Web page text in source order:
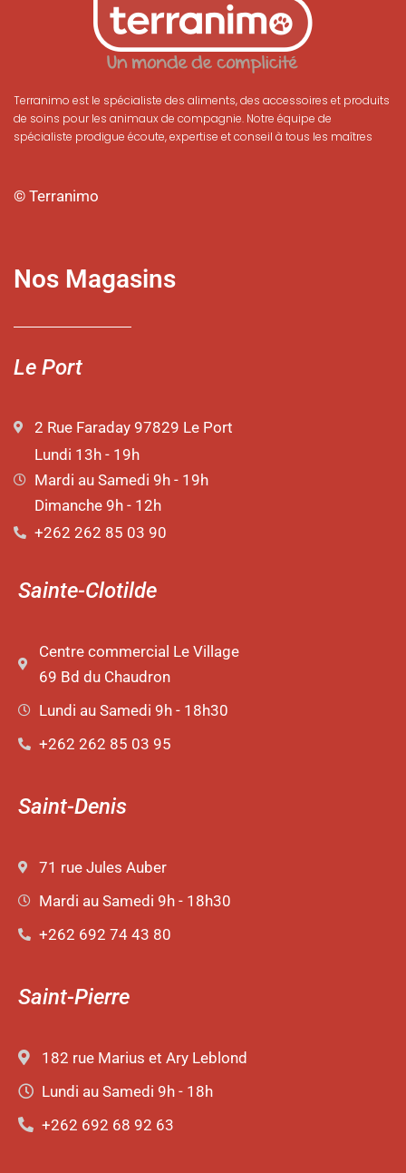
Terranimo est le spécialiste des aliments, des accessoires et produits
de soins pour les animaux de compagnie. Notre équipe de
spécialiste prodigue écoute, expertise et conseil à tous les maîtres
© Terranimo
Nos Magasins
Le Port
2 Rue Faraday 97829 Le Port
Lundi 13h - 19h
Mardi au Samedi 9h - 19h
Dimanche 9h - 12h
+262 262 85 03 90
Sainte-Clotilde
Centre commercial Le Village
69 Bd du Chaudron
Lundi au Samedi 9h - 18h30
+262 262 85 03 95
Saint-Denis
71 rue Jules Auber
Mardi au Samedi 9h - 18h30
+262 692 74 43 80
Saint-Pierre
182 rue Marius et Ary Leblond
Lundi au Samedi 9h - 18h
+262 692 68 92 63